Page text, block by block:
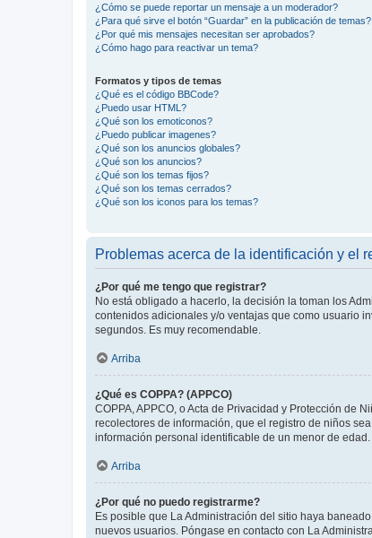
¿Cómo se puede reportar un mensaje a un moderador?
¿Para qué sirve el botón “Guardar” en la publicación de temas?
¿Por qué mis mensajes necesitan ser aprobados?
¿Cómo hago para reactivar un tema?
Formatos y tipos de temas
¿Qué es el código BBCode?
¿Puedo usar HTML?
¿Qué son los emoticonos?
¿Puedo publicar imagenes?
¿Qué son los anuncios globales?
¿Qué son los anuncios?
¿Qué son los temas fijos?
¿Qué son los temas cerrados?
¿Qué son los iconos para los temas?
Problemas acerca de la identificación y el
¿Por qué me tengo que registrar?
No está obligado a hacerlo, la decisión la toman los
contenidos adicionales y/o ventajas que como usuario
segundos. Es muy recomendable.
Arriba
¿Qué es COPPA? (APPCO)
COPPA, APPCO, o Acta de Privacidad y Protección de
recolectores de información, que el registro de niños
información personal identificable de un menor de edad.
Arriba
¿Por qué no puedo registrarme?
Es posible que La Administración del sitio haya
nuevos usuarios. Póngase en contacto con La